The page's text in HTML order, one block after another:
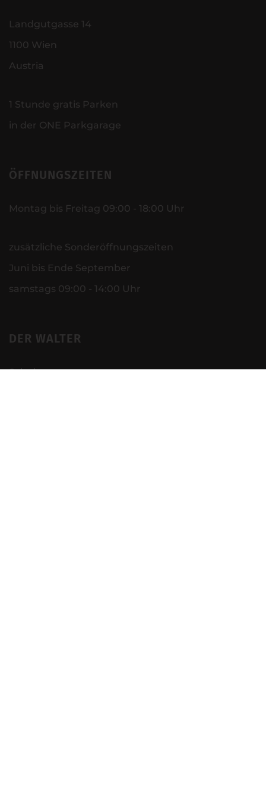
Landgutgasse 14
1100 Wien
Austria
1 Stunde gratis Parken
in der ONE Parkgarage
ÖFFNUNGSZEITEN
Montag bis Freitag 09:00 - 18:00 Uhr
zusätzliche Sonderöffnungszeiten
Juni bis Ende September
samstags 09:00 - 14:00 Uhr
DER WALTER
Schuhe